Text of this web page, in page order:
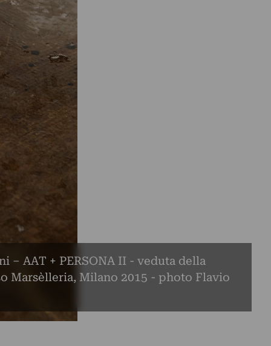
– AAT + PERSONA II - veduta della
Marsèlleria, Milano 2015 - photo Flavio